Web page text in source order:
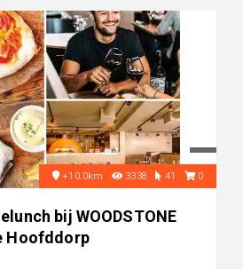
+10.0km 3338 41 0
bij WOODSTONE
Hoofddorp